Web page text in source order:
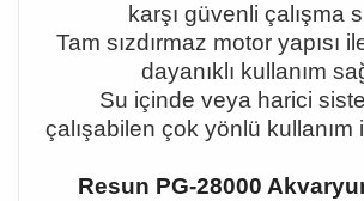
karşı güvenli çal ışma
Tam sızdırmaz motor yapısı
dayanıkl ı kullanım sa
Su içinde veya harici
çal ışabilen çok yönl ü kullanım
Resun PG-28000